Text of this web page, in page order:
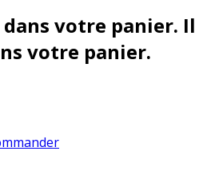
votre panier. Il
votre panier.